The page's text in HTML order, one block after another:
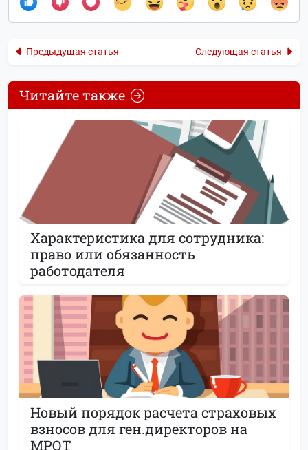
Предыдущая статья Следующая статья
Читайте также
Характеристика для сотрудника:
право или обязанность
работодателя
Новый порядок расчета страховых
взносов для ген.директоров на
МРОТ